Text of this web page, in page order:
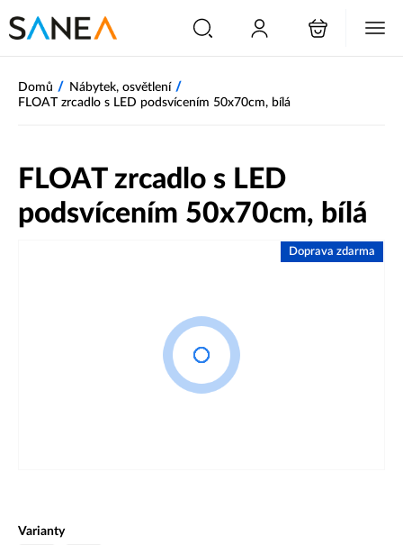
Domů / Nábytek, osvětlení /
FLOAT zrcadlo s LED podsvícením 50x70cm, bílá
FLOAT zrcadlo s LED
podsvícením 50x70cm, bílá
Doprava zdarma
Varianty